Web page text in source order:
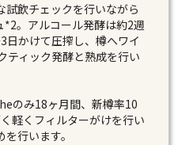
試飲チェックを行いながら
*2。アルコール発酵は約2週
日かけて圧搾し、樽へワイ
ティック発酵と熟成を行い
のみ18ヶ月間、新樽率10
軽くフィルターがけを行い
行います。